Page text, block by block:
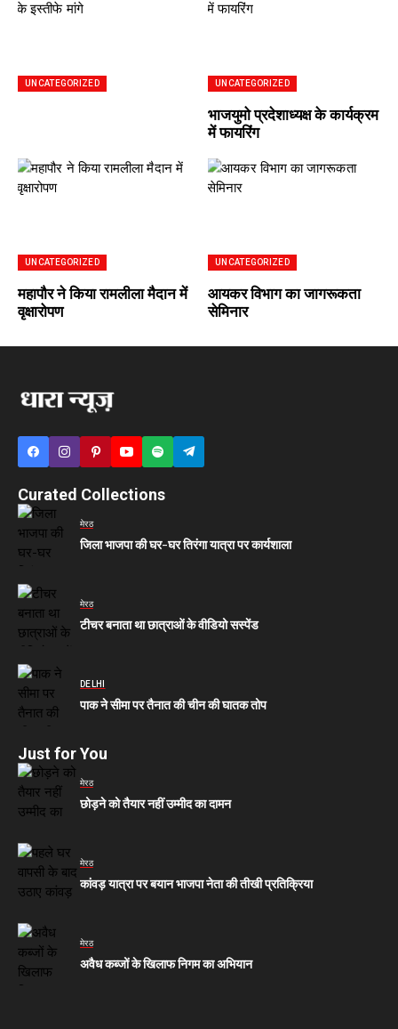
UNCATEGORIZED UNCATEGORIZED
भाजयुमो प्रदेशाध्यक्ष के कार्यक्रम
में फायरिंग
UNCATEGORIZED
महापौर ने किया रामलीला मैदान में
वृक्षारोपण
UNCATEGORIZED
आयकर विभाग का जागरूकता
सेमिनार
Curated Collections
मेरठ
जिला भाजपा की घर-घर तिरंगा यात्रा पर कार्यशाला
मेरठ
टीचर बनाता था छात्राओं के वीडियो सस्पेंड
DELHI
पाक ने सीमा पर तैनात की चीन की घातक तोप
Just for You
मेरठ
छोड़ने को तैयार नहीं उम्मीद का दामन
मेरठ
कांवड़ यात्रा पर बयान भाजपा नेता की तीखी प्रतिक्रिया
मेरठ
अवैध कब्जों के खिलाफ निगम का अभियान